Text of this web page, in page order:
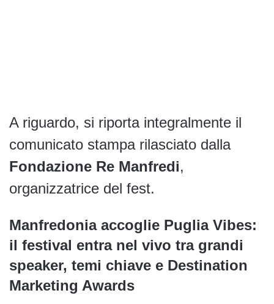
A riguardo, si riporta integralmente il
comunicato stampa rilasciato dalla
Fondazione Re Manfredi,
organizzatrice del fest.
Manfredonia accoglie Puglia Vibes:
il festival entra nel vivo tra grandi
speaker, temi chiave e Destination
Marketing Awards